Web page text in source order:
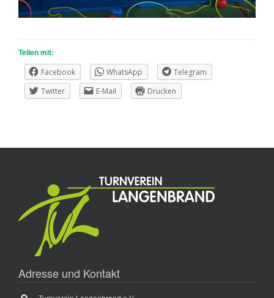
Teilen mit:
Facebook WhatsApp
Telegram
Twitter
E-Mail Drucken
Adresse und Kontakt